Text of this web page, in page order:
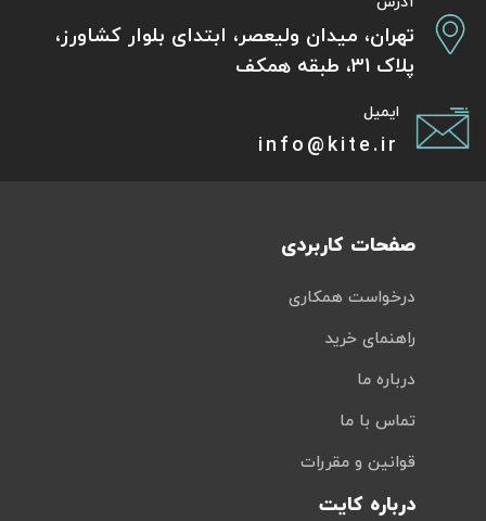
تهران، میدان ولیعصر، ابتدای بلوار کشاورز،
پلاک 31، طبقه همکف
ایمیل
info@kite.ir
صفحات کاربردی
درخواست همکاری
راهنمای خرید
درباره ما
تماس با ما
قوانین و مقررات
درباره کایت